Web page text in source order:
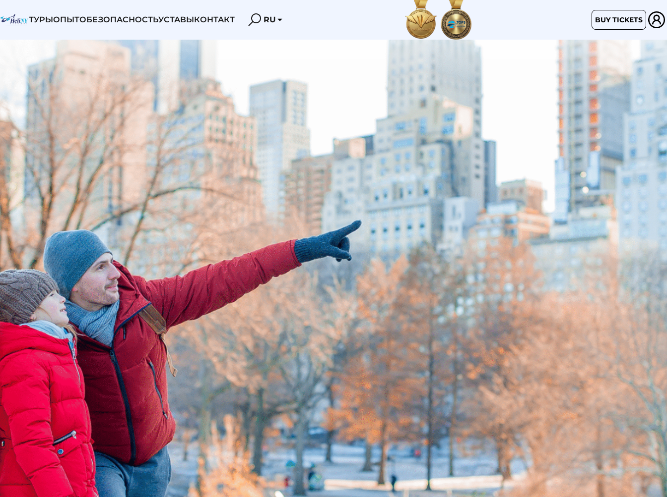
ТУРЫОПЫТОБЕЗОПАСНОСТЬУСТАВЫКОНТАКТ RU BUY TICKETS